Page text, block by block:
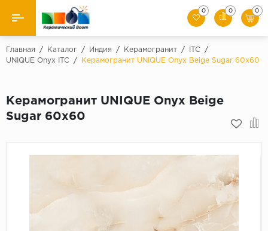
Назад
Керамическая плитка
Мозаики
Искусственный камень
Клинкер
0 0 0
Главная / Каталог / Индия / Керамогранит / ITC
/
UNIQUE Onyx ITC
/ Керамогранит UNIQUE Onyx Beige Sugar 60x60
Керамогранит UNIQUE Onyx Beige
Sugar 60x60